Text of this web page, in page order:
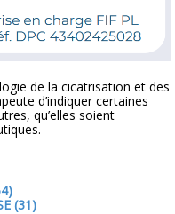
de la cicatrisation et des
d’indiquer certaines
qu’elles soient
(31)